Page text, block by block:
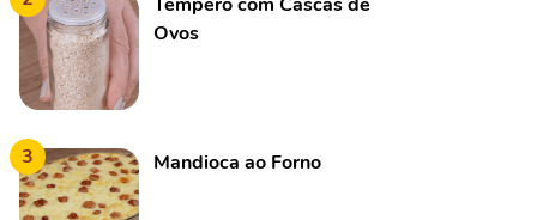
Ovos
3 Mandioca ao Forno